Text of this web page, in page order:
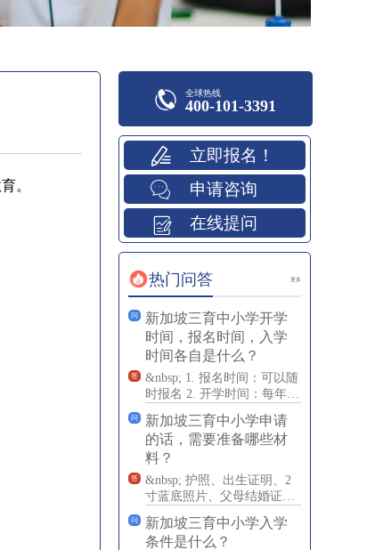
。
全球热线
400-101-3391
立即报名！
申请咨询
在线提问
热门问答
问
新加坡三育中小学开学
时间，报名时间，入学
时间各自是什么？
答
&nbsp; 1. 报名时间：可以随
时报名 2. 开学时间：每年1
月的第一个星期一 ；2013年
1月
问
新加坡三育中小学申请
的话，需要准备哪些材
料？
答
&nbsp; 护照、出生证明、2
寸蓝底照片、父母结婚证
明、学历证明、16万以上的
财产证明、父母工作证
问
新加坡三育中小学入学
条件是什么？
更多